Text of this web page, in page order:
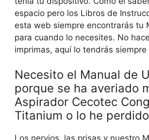
espacio pero los Libros de
esta web siempre encontrarás tu
para cuando lo necesites. No
imprimas, aquí lo tendrás
Necesito el Manual de
porque se ha averiado
Aspirador Cecotec
Titanium o lo he